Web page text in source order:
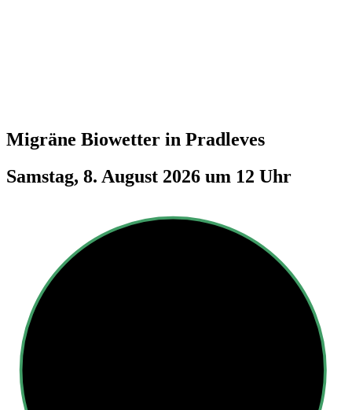
Migräne Biowetter in Pradleves
Samstag, 8. August 2026 um 12 Uhr